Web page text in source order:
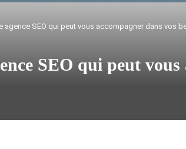
agence SEO qui peut vous accompagner dans vos
SEO qui peut vous